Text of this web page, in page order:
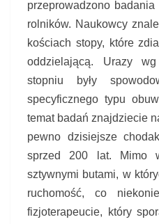
przeprowadzono
rolników. Naukowcy
kościach stopy, które
oddzielającą. Urazy
stopniu były
specyficznego typu
temat badań znajdziecie
pewno dzisiejsze
sprzed 200 lat. Mimo
sztywnymi butami, w
ruchomość, co
fizjoterapeucie, który